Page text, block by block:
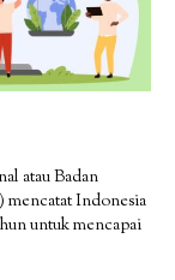
atau Badan
mencatat Indonesia
untuk mencapai